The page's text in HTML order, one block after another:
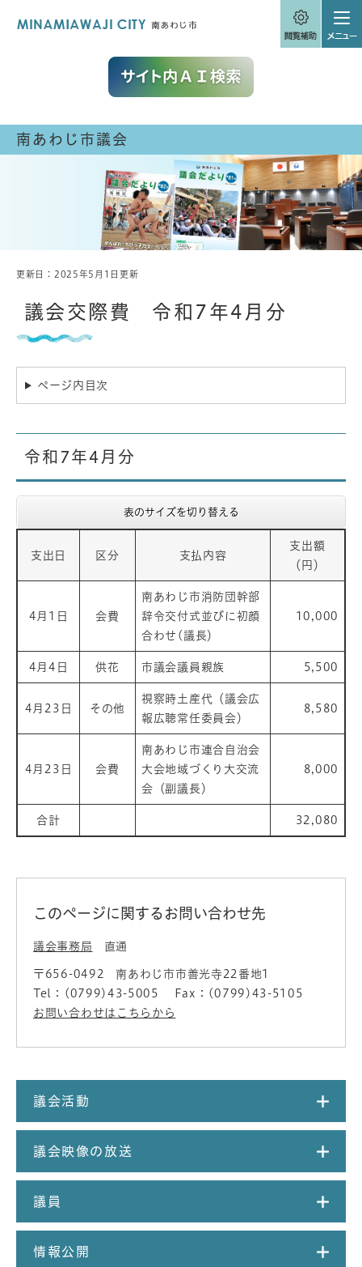
南あわじ市議会
本
更新日：2025年5月1日更新
議会交際費 令和7年4月分
ページ内目次
令和7年4月分
表のサイズを切り替える
支出日 区分 支払内容
支出額
（円）
4月1日 会費
南あわじ市消防団幹部
辞令交付式並びに初顔
合わせ(議長）
10,000
4月4日 供花 市議会議員親族 5,500
4月23日 その他
視察時土産代（議会広
報広聴常任委員会）
8,580
4月23日 会費
南あわじ市連合自治会
大会地域づくり大交流
会（副議長）
8,000
合計 32,080
このページに関するお問い合わせ先
議会事務局 直通
〒656-0492
南あわじ市市善光寺22番地1
Tel：(0799)43-5005
Fax：(0799)43-5105
お問い合わせはこちらから
議会活動
議会映像の放送
議員
情報公開